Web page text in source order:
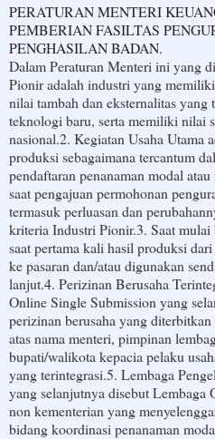
PERATURAN MENTERI
PEMBERIAN FASILTAS
PENGHASILAN BADAN.
Dalam Peraturan Menteri ini yang
Pionir adalah industri yang
nilai tambah dan eksternalitas
teknologi baru, serta memiliki nilai
nasional.2. Kegiatan Usaha Utama
produksi sebagaimana tercantum
pendaftaran penanaman modal
saat pengajuan permohonan
termasuk perluasan dan
kriteria Industri Pionir.3. Saat
saat pertama kali hasil produksi
ke pasaran dan/atau digunakan
lanjut.4. Perizinan Berusaha
Online Single Submission yang
perizinan berusaha yang
atas nama menteri, pimpinan
bupati/walikota kepacia pelaku
yang terintegrasi.5. Lembaga
yang selanjutnya disebut Lembaga
non kementerian yang
bidang koordinasi penanaman